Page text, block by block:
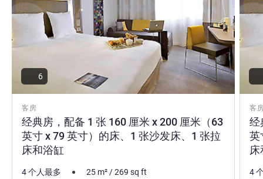
客房
经典房，配备 1 张 160 厘米 x 200 厘米（63
英寸 x 79 英寸）的床、1 张沙发床、1 张拉
床和浴缸
6
4 个人最多 25 m²/269 sq ft
客
经
英
4